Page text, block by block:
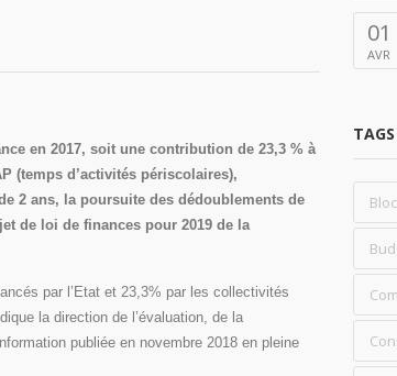
en 2017, soit une contribution de 23,3 % à
(temps d’activités périscolaires),
2 ans, la poursuite des dédoublements de
de loi de finances pour 2019 de la
par l’Etat et 23,3% par les collectivités
la direction de l’évaluation, de la
publiée en novembre 2018 en pleine
01
AVR
TAGS